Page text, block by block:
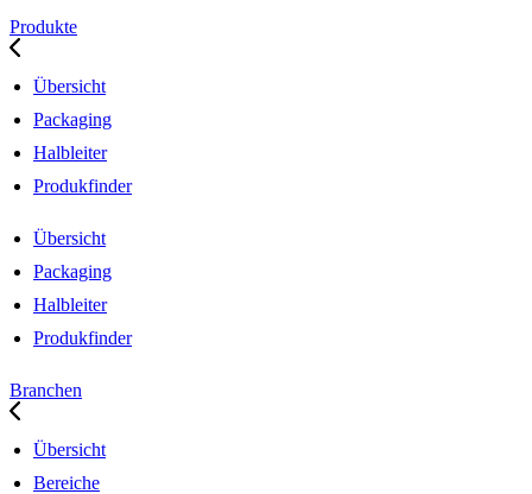
Produkte
Übersicht
Packaging
Halbleiter
Produkfinder
Übersicht
Packaging
Halbleiter
Produkfinder
Branchen
Übersicht
Bereiche